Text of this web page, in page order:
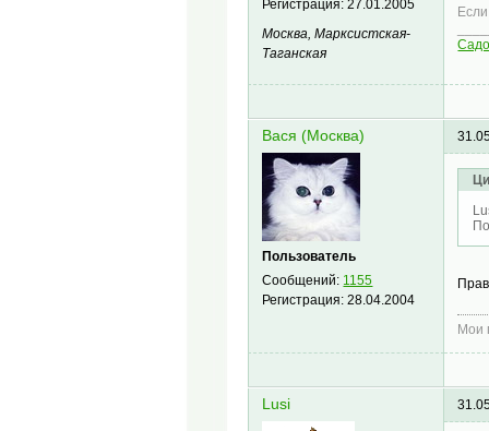
Регистрация:27.01.2005
Москва, Марксистская-
Таганская
Вася (Москва)
Пользователь
Сообщений: 1155
Регистрация:28.04.2004
Мои
Lusi